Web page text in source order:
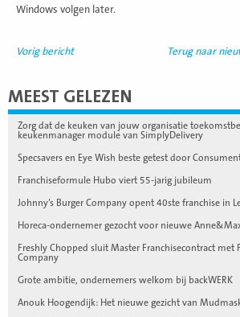
Windows volgen later.
Vorig bericht Terug naar
MEEST GELEZEN
Zorg dat de keuken van jouw organisatie
keukenmanager module van SimplyDelivery
Specsavers en Eye Wish beste getest door
Franchiseformule Hubo viert 55-jarig jubileum
Johnny’s Burger Company opent 40ste franchise in
Horeca-ondernemer gezocht voor nieuwe
Freshly Chopped sluit Master Franchisecontract met
Company
Grote ambitie, ondernemers welkom bij backWERK
Anouk Hoogendijk: Het nieuwe gezicht van